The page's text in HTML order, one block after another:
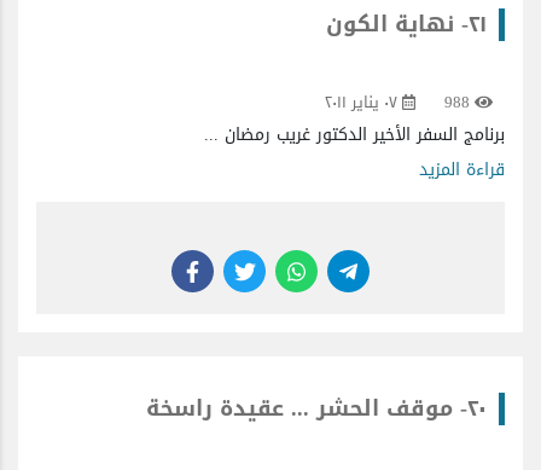
٢١- نهاية الكون
988 ٠٧ يناير ٢٠١١
برنامج السفر الأخير الدكتور غريب رمضان ...
قراءة المزيد
٢٠- موقف الحشر ... عقيدة راسخة